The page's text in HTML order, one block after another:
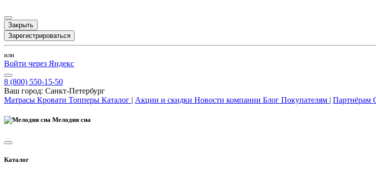
Закрыть
Зарегистрироваться
или
Войти через Яндекс
8 (800) 550-15-50
Ваш город: Санкт-Петербург
Матрасы Кровати Топперы Каталог | Акции и скидки Новости компании Блог Покупателям | Партнёрам
Мелодия сна
Каталог